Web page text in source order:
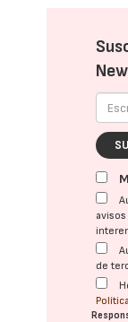
de